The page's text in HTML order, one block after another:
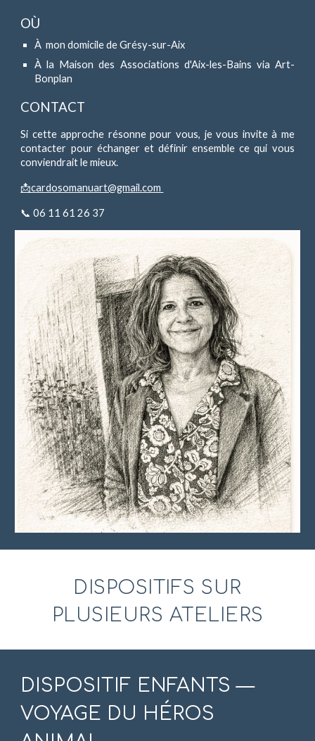
OÙ
À mon domicile de Grésy-sur-Aix
À la Maison des Associations d'Aix-les-Bains via Art-
Bonplan
CONTACT
Si cette approche résonne pour vous, je vous invite à me
contacter pour échanger et définir ensemble ce qui vous
conviendrait le mieux.
📩cardosomanuart@gmail.com
📞 06 11 61 26 37
DISPOSITIFS SUR
PLUSIEURS ATELIERS
DISPOSITIF ENFANTS —
VOYAGE DU HÉROS